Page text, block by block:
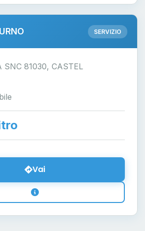
SERVIZIO
SNC 81030, CASTEL
Vai